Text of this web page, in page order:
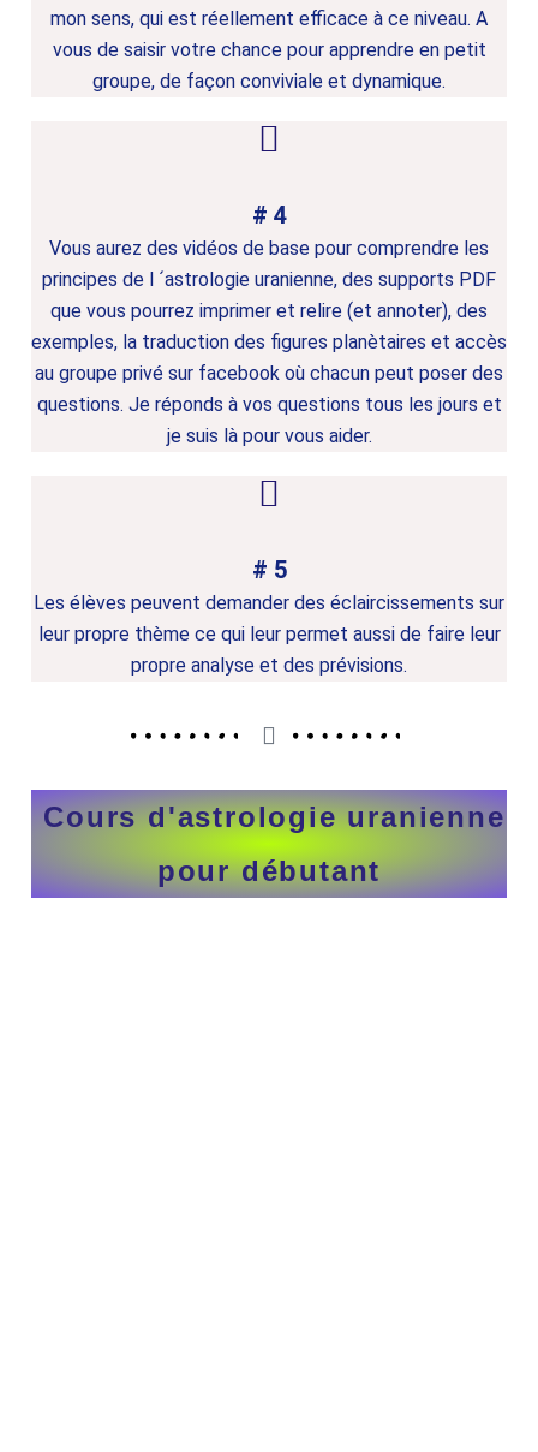
mon sens, qui est réellement efficace à ce niveau. A
vous de saisir votre chance pour apprendre en petit
groupe, de façon conviviale et dynamique.
# 4
Vous aurez des vidéos de base pour comprendre les
principes de l ´astrologie uranienne, des supports PDF
que vous pourrez imprimer et relire (et annoter), des
exemples, la traduction des figures planètaires et accès
au groupe privé sur facebook où chacun peut poser des
questions. Je réponds à vos questions tous les jours et
je suis là pour vous aider.
# 5
Les élèves peuvent demander des éclaircissements sur
leur propre thème ce qui leur permet aussi de faire leur
propre analyse et des prévisions.
Cours d'astrologie uranienne
pour débutant